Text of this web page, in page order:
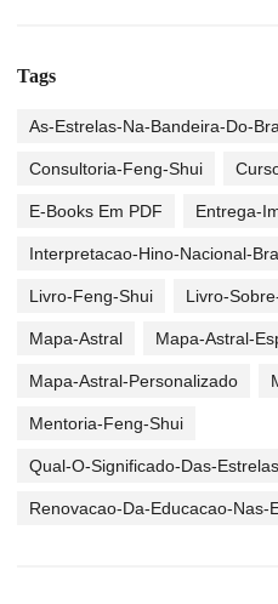
Tags
As-Estrelas-Na-Bandeira-Do-
Consultoria-Feng-Shui
E-Books Em PDF Entrega-
Interpretacao-Hino-Nacional-
Livro-Feng-Shui Livro-
Mapa-Astral Mapa-Astral-
Mapa-Astral-Personalizado
Mentoria-Feng-Shui
Qual-O-Significado-Das-
Renovacao-Da-Educacao-Nas-